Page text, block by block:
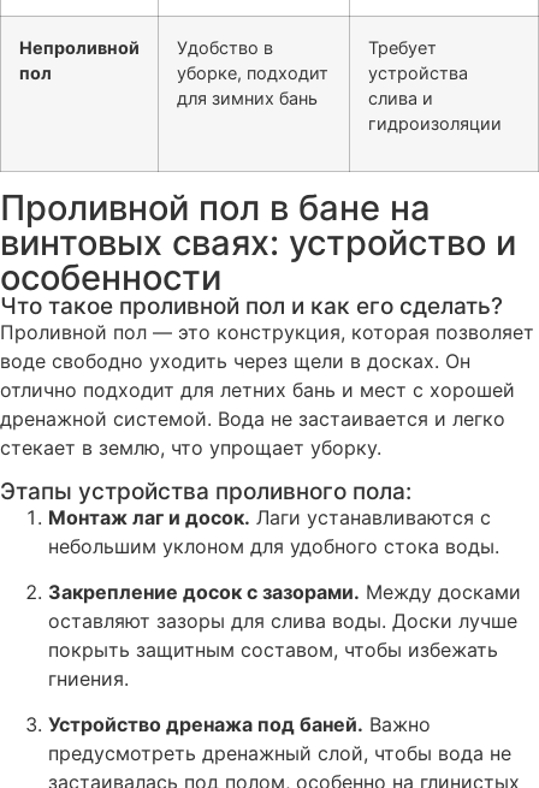
Непроливной
пол
Удобство в
уборке, подходит
для зимних бань
Требует
устройства
слива и
гидроизоляции
Проливной пол в бане на
винтовых сваях: устройство и
особенности
Что такое проливной пол и как его сделать?
Проливной пол — это конструкция, которая позволяет
воде свободно уходить через щели в досках. Он
отлично подходит для летних бань и мест с хорошей
дренажной системой. Вода не застаивается и легко
стекает в землю, что упрощает уборку.
Этапы устройства проливного пола:
Монтаж лаг и досок. Лаги устанавливаются с
небольшим уклоном для удобного стока воды.
Закрепление досок с зазорами. Между досками
оставляют зазоры для слива воды. Доски лучше
покрыть защитным составом, чтобы избежать
гниения.
Устройство дренажа под баней. Важно
предусмотреть дренажный слой, чтобы вода не
застаивалась под полом, особенно на глинистых